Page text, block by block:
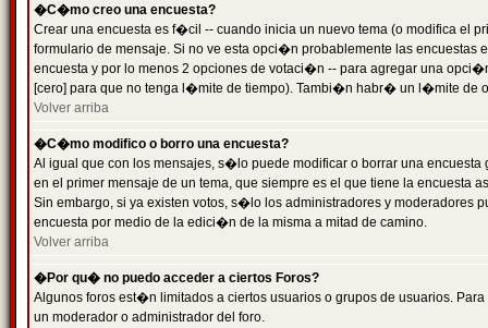
�C�mo creo una encuesta?
Crear una encuesta es f�cil -- cuando inicia un nuevo tema (o modifica el
formulario de mensaje. Si no ve esta opci�n probablemente las
encuesta y por lo menos 2 opciones de votaci�n -- para agregar una
[cero] para que no tenga l�mite de tiempo). Tambi�n habr� un l�mite de
Volver arriba
�C�mo modifico o borro una encuesta?
Al igual que con los mensajes, s�lo puede modificar o borrar una
en el primer mensaje de un tema, que siempre es el que tiene la encuesta
Sin embargo, si ya existen votos, s�lo los administradores y moderadores
encuesta por medio de la edici�n de la misma a mitad de camino.
Volver arriba
�Por qu� no puedo acceder a ciertos Foros?
Algunos foros est�n limitados a ciertos usuarios o grupos de usuarios.
un moderador o administrador del foro.